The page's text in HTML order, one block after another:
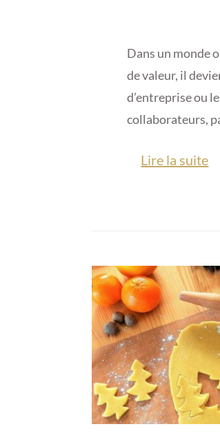
Dans un monde
de valeur, il
d’entreprise ou
collaborateurs,
Lire la suite